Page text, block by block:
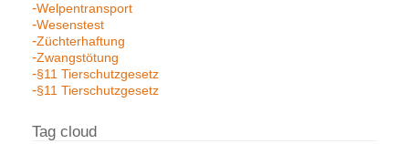
Welpentransport
Wesenstest
Züchterhaftung
Zwangstötung
§11 Tierschutzgesetz
§11 Tierschutzgesetz